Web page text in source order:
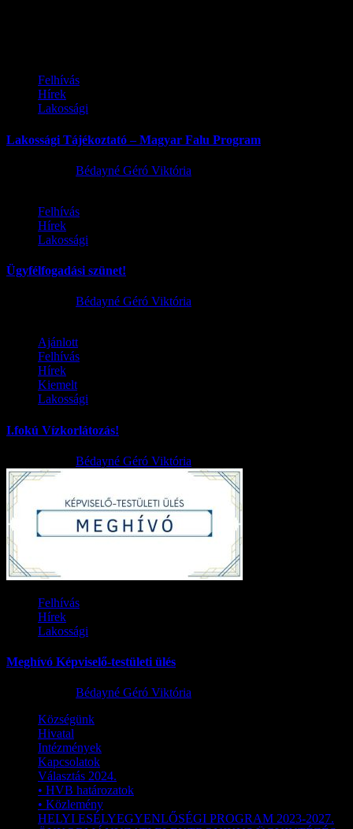
Felhívás
Hírek
Lakossági
Lakossági Tájékoztató – Magyar Falu Program
Bédayné Géró Viktória
Felhívás
Hírek
Lakossági
Ügyfélfogadási szünet!
Bédayné Géró Viktória
Ajánlott
Felhívás
Hírek
Kiemelt
Lakossági
I.fokú Vízkorlátozás!
Bédayné Géró Viktória
Felhívás
Hírek
Lakossági
Meghívó Képviselő-testületi ülés
Bédayné Géró Viktória
Községünk
Hivatal
Intézmények
Kapcsolatok
Választás 2024.
• HVB határozatok
• Közlemény
HELYI ESÉLYEGYENLŐSÉGI PROGRAM 2023-2027.